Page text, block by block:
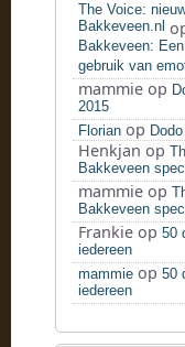
The Voice:
Bakkeveen.nl
Bakkeveen:
gebruik van
mammie op
2015
Florian op
Henkjan op
Bakkeveen
mammie op
Bakkeveen
Frankie op 50
iedereen
mammie op 50
iedereen